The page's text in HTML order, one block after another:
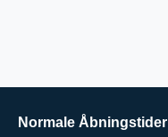
Normale Åbningstider